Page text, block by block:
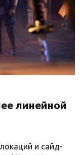
линейной
и сайд-